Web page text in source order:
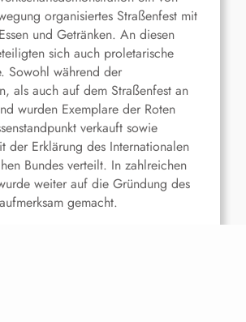
organisiertes Straßenfest mit
und Getränken. An diesen
sich auch proletarische
Sowohl während der
als auch auf dem Straßenfest an
wurden Exemplare der Roten
verkauft sowie
der Erklärung des Internationalen
Bundes verteilt. In zahlreichen
weiter auf die Gründung des
gemacht.